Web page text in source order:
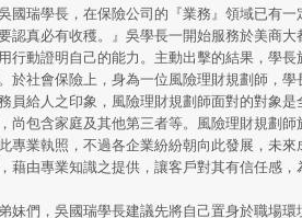
國瑞學長，在保險公司的『業務』領域已有
認真必有收穫。』吳學長一開始服務於美商
行動證明自己的能力。主動出擊的結果，學
於社會保險上，身為一位風險理財規劃師，
員給人之印象，風險理財規劃師面對的對象
尚包含家庭及其他第三者等。風險理財規劃
專業執照，不過各企業紛紛朝向此發展，未
藉由專業知識之提供，讓客戶對其有信任感
妹們，吳國瑞學長建議先將自己置身於職場